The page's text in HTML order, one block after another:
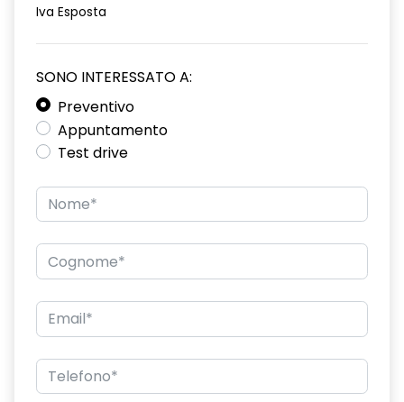
Iva Esposta
SONO INTERESSATO A:
Preventivo
Appuntamento
Test drive